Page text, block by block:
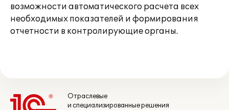
возможности автоматического расчета всех
необходимых показателей и формирования
отчетности в контролирующие органы.
Отраслевые
и специализированные решения